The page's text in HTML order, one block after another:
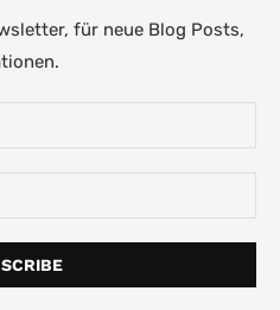
für neue Blog Posts,